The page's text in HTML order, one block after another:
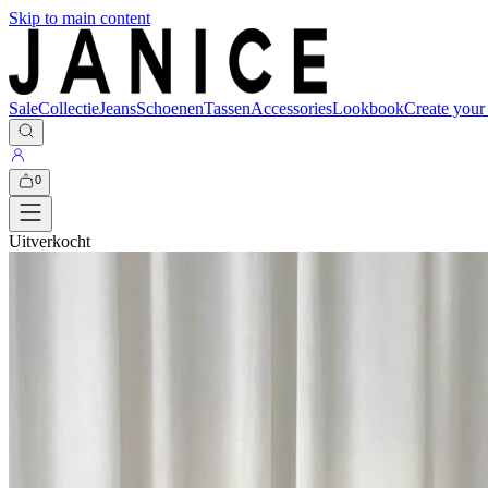
Skip to main content
SaleCollectieJeansSchoenenTassenAccessoriesLookbookCreate
0
Uitverkocht